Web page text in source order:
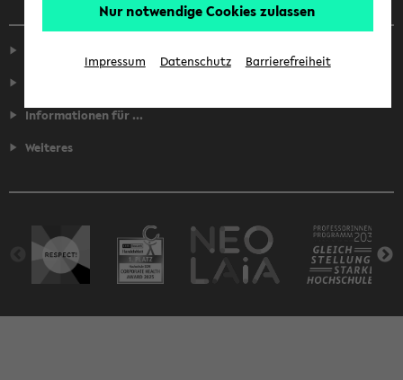
Informationen für ...
Weiteres
Nur notwendige Cookies zulassen
Impressum Datenschutz Barrierefreiheit